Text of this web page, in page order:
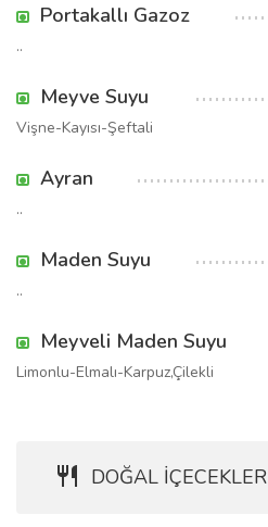
Portakallı Gazoz
..
Meyve Suyu
Vişne-Kayısı-Şeftali
Ayran
..
Maden Suyu
..
Meyveli Maden Suyu
Limonlu-Elmalı-Karpuz,Çilekli
DOĞAL İÇECEKLER